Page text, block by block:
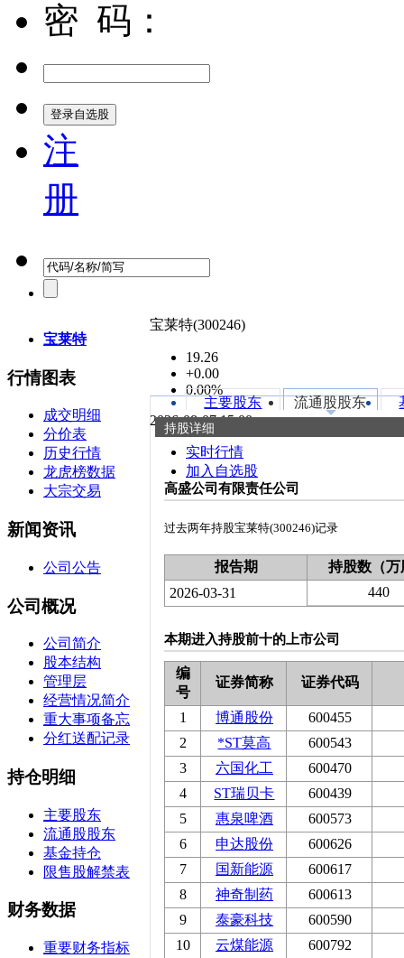
密 码：
注
册
宝莱特
行情图表
成交明细
分价表
历史行情
龙虎榜数据
大宗交易
新闻资讯
公司公告
公司概况
公司简介
股本结构
管理层
经营情况简介
重大事项备忘
分红送配记录
持仓明细
主要股东
流通股股东
基金持仓
限售股解禁表
财务数据
重要财务指标
宝莱特(300246)
19.26
+0.00
0.00%
2026-08-07 15:00
实时行情
加入自选股
主要股东 流通股股东
持股详细
高盛公司有限责任公司
过去两年持股宝莱特(300246)记录
报告期
持股数（万
2026-03-31
440
本期进入持股前十的上市公司
编
号
证券简称 证券代码
1 博通股份
600455
2
*ST莫高
600543
3
六国化工
600470
4
ST瑞贝卡
600439
5
惠泉啤酒
600573
6
申达股份
600626
7
国新能源
600617
8
神奇制药
600613
9
泰豪科技
600590
10
云煤能源
600792